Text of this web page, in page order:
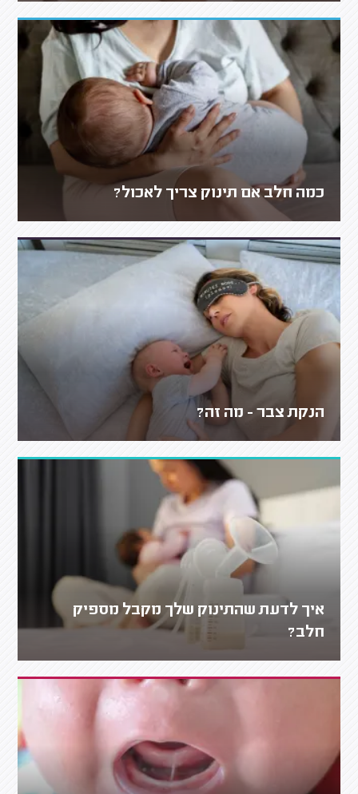
כמה חלב אם תינוק צריך לאכול?
הנקת צבר - מה זה?
איך לדעת שהתינוק שלך מקבל מספיק
חלב?